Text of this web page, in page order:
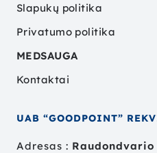
Slapukų politika
Privatumo politika
MEDSAUGA
Kontaktai
UAB “GOODPOINT”
Adresas : Raudondvario